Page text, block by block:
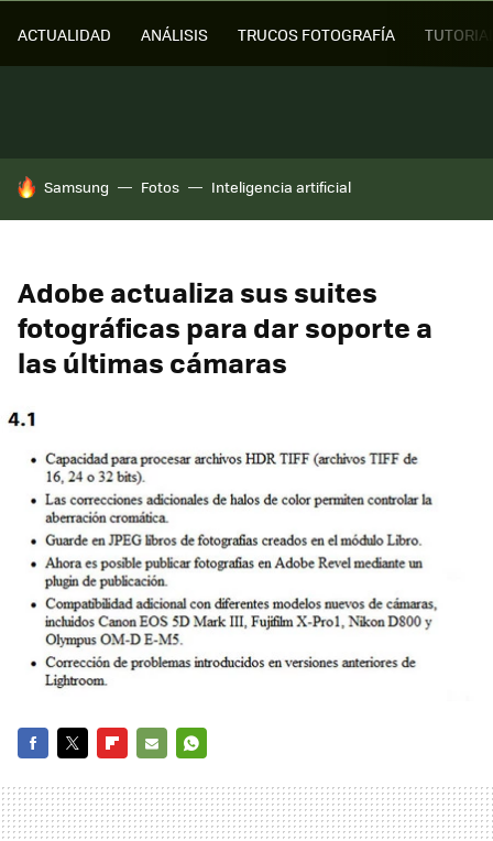
ACTUALIDAD ANÁLISIS TRUCOS FOTOGRAFÍA
HOY SE HABLA DE
Samsung Fotos Inteligencia artificial
Adobe actualiza sus suites
fotográficas para dar soporte a
las últimas cámaras
MAIL